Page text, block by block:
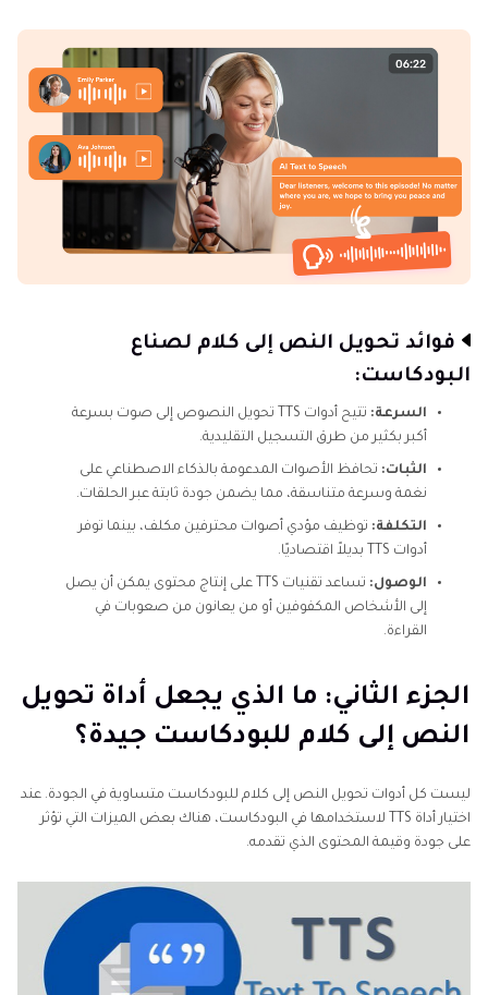
فوائد تحويل النص إلى كلام لصناع
البودكاست:
السرعة:
تتيح أدوات TTS تحويل النصوص إلى صوت بسرعة
أكبر بكثير من طرق التسجيل التقليدية.
الثبات: تحافظ الأصوات المدعومة بالذكاء الاصطناعي على
نغمة وسرعة متناسقة، مما يضمن جودة ثابتة عبر الحلقات.
التكلفة: توظيف مؤدي أصوات محترفين مكلف، بينما توفر
أدوات TTS بديلاً اقتصاديًا.
الوصول:
تساعد تقنيات TTS على إنتاج محتوى يمكن أن يصل
إلى الأشخاص المكفوفين أو من يعانون من صعوبات في
القراءة.
الجزء الثاني: ما الذي يجعل أداة تحويل
النص إلى كلام للبودكاست جيدة؟
ليست كل أدوات تحويل النص إلى كلام للبودكاست متساوية في الجودة. عند
اختيار أداة TTS لاستخدامها في البودكاست، هناك بعض الميزات التي تؤثر
على جودة وقيمة المحتوى الذي تقدمه.